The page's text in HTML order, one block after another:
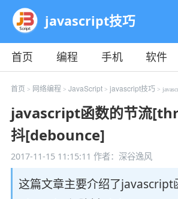
javascript技巧
首页 编程 手机 软件
教程
平面 服务器
首页 > 网络编程 > JavaScript> javascript技巧 >
javascript函数的节流
抖[debounce]
2017-11-15 11:15:11 作者：深谷逸风
这篇文章主要介绍了javascript